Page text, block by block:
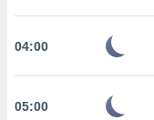
la
ya sean
04:00
05:00